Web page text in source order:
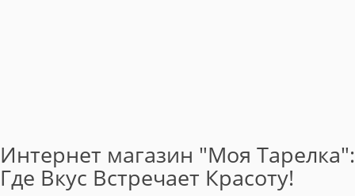
Интернет магазин "Моя Тарелка":
Где Вкус Встречает Красоту!